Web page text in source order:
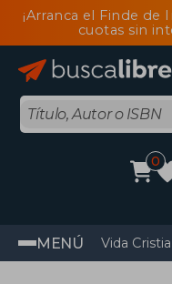
¡Arranca el Finde
cuotas sin
0
MENÚ Vida